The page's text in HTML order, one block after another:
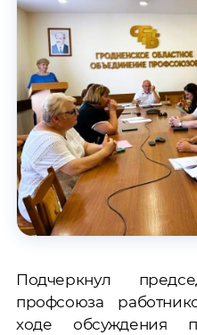
Подчеркнул
профсоюза
ходе обсуждения